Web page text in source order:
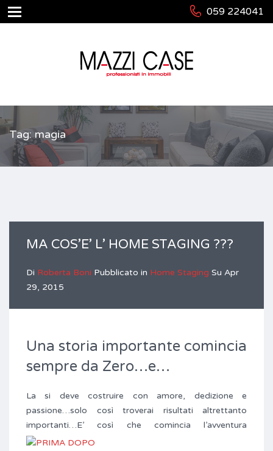
059 224041
Tag: magia
MA COS’E’ L’ HOME STAGING ???
Di Roberta Boni Pubblicato in Home Staging Su Apr
29, 2015
Una storia importante comincia
sempre da Zero…e…
La si deve costruire con amore, dedizione e
passione…solo così troverai risultati altrettanto
importanti…E’ così che comincia l’avventura